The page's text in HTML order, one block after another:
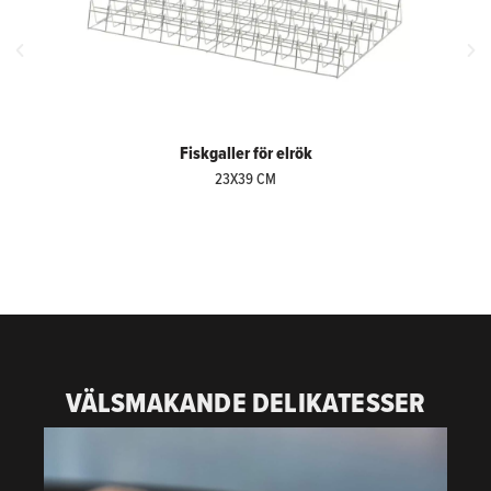
Fiskgaller för elrök
23X39 CM
VÄLSMAKANDE DELIKATESSER